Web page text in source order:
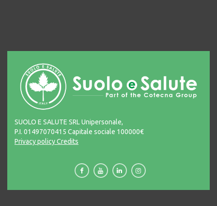
SUOLO E SALUTE SRL Unipersonale,
P.I. 01497070415 Capitale sociale 100000€
Privacy policyCredits